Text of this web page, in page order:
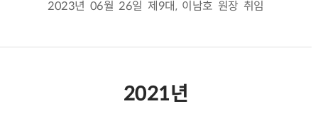
2023년 06월 26일 제9대, 이남호 원장 취임
2021년